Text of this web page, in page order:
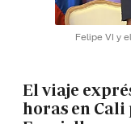
Felipe VI y
El viaje
horas en